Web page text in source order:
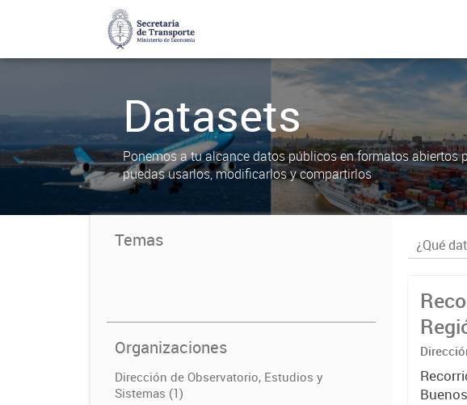
Datasets
Ponemos a tu alcance datos públicos en formatos abiertos
puedas usarlos, modificarlos y compartirlos
Temas
Organizaciones
Dirección de Observatorio, Estudios y
Sistemas (1)